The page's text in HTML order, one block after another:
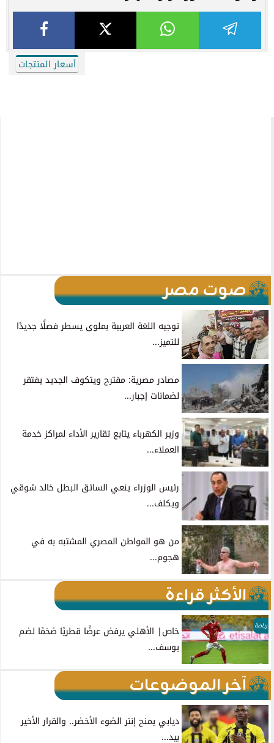
أسعار المنتجات
صوت مصر
توجيه اللغة العربية بملوى يسطر فصلًا جديدًا
للتميز...
مصادر مصرية: مقترح ويتكوف الجديد يفتقر
لضمانات إجبار...
وزير الكهرباء يتابع تقارير الأداء لمراكز خدمة
العملاء...
رئيس الوزراء ينعي السائق البطل خالد شوقي
ويكلف...
من هو المواطن المصري المشتبه به في
هجوم...
الأكثر قراءة
رياضة
خاص| الأهلي يرفض عرضًا قطريًا ضخمًا لضم
يوسف...
آخر الموضوعات
ديابي يمنح إنتر الضوء الأخضر.. والقرار الأخير
بيد...